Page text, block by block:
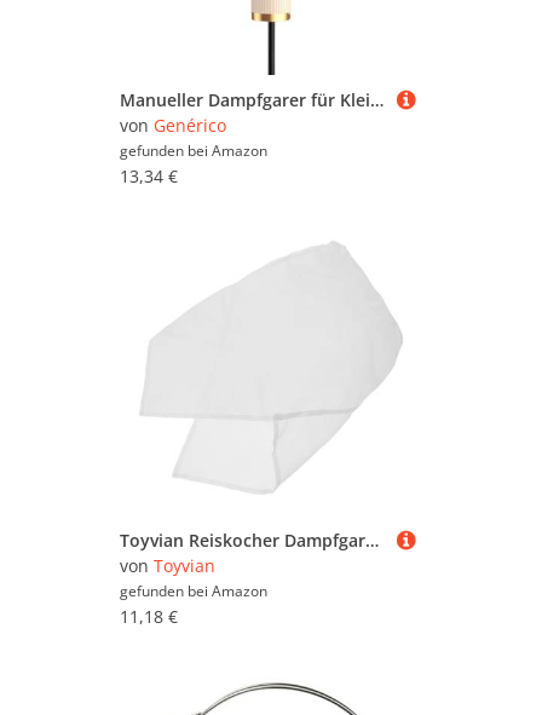
Manueller Dampfgarer für Kleidung, 1200 W, mit abnehmbarem Tank, 280 ml, tragbarer Faltenentferner, Dampfmodus für den Schrank der Universität zu Hause
von Genérico
gefunden bei Amazon
13,34 €
Toyvian Reiskocher Dampfgarer Netzbeutel aus Nylon Langlebiger Großer Durchmesser Höhe Feinmaschiges Sieb für Gleichmäßiges Dampfgaren von Reis und Sushi Wiederverwendbar Leicht zu
von Toyvian
gefunden bei Amazon
11,18 €